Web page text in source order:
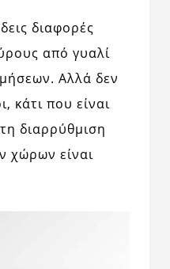
διαφορές
από γυαλί
Αλλά δεν
κάτι που είναι
διαρρύθμιση
χώρων είναι